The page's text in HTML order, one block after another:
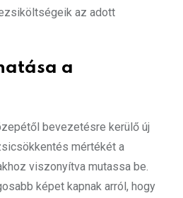
az adott
a
bevezetésre kerülő új
mértékét a
viszonyítva mutassa be.
képet kapnak arról, hogy